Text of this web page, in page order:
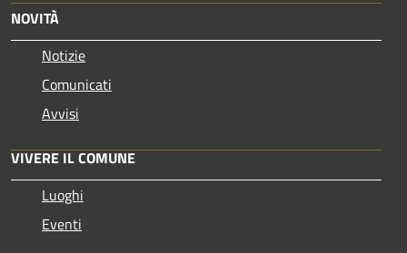
NOVITÀ
Notizie
Comunicati
Avvisi
VIVERE IL COMUNE
Luoghi
Eventi